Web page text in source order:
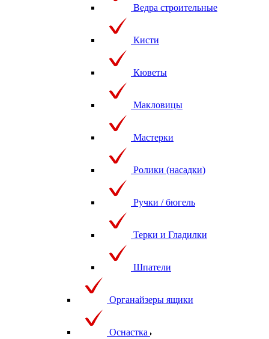
Ведра строительные
Кисти
Кюветы
Макловицы
Мастерки
Ролики (насадки)
Ручки / бюгель
Терки и Гладилки
Шпатели
Органайзеры ящики
Оснастка